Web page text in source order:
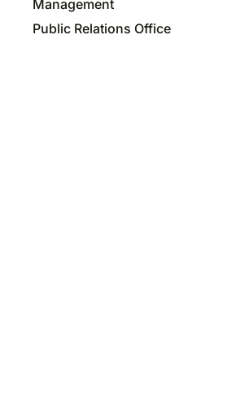
Management
Public Relations Office